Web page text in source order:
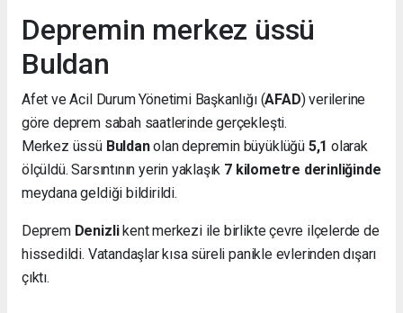
Depremin merkez üssü
Buldan
Afet ve Acil Durum Yönetimi Başkanlığı (AFAD) verilerine
göre deprem sabah saatlerinde gerçekleşti.
Merkez üssü Buldanolan depremin büyüklüğü 5,1 olarak
ölçüldü. Sarsıntının yerin yaklaşık 7 kilometre derinliğinde
meydana geldiği bildirildi.
Deprem Denizlikent merkezi ile birlikte çevre ilçelerde de
hissedildi. Vatandaşlar kısa süreli panikle evlerinden dışarı
çıktı.